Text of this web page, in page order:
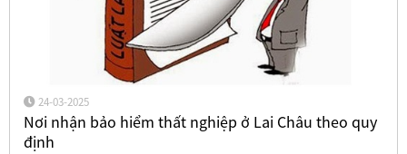
24-03-2025
Nơi nhận bảo hiểm thất nghiệp ở Lai Châu theo quy
định